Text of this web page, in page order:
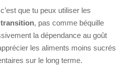
que tu peux utiliser les
, pas comme béquille
la dépendance au goût
les aliments moins sucrés
sur le long terme.